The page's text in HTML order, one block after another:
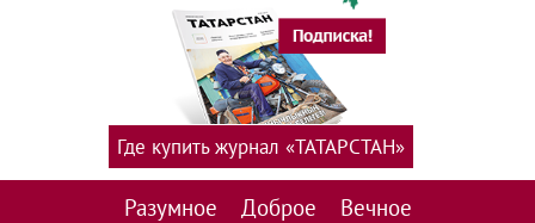
Разумное Доброе Вечное
Где купить журнал «ТАТАРСТАН»